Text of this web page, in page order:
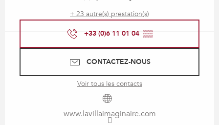
+ 23 autre(s) prestation(s)
+33 (0)6 11 01 04 ▒▒
CONTACTEZ-NOUS
Voir tous les contacts
www.lavillaimaginaire.com